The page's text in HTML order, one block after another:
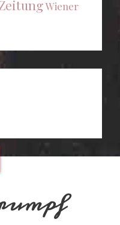
Wiener